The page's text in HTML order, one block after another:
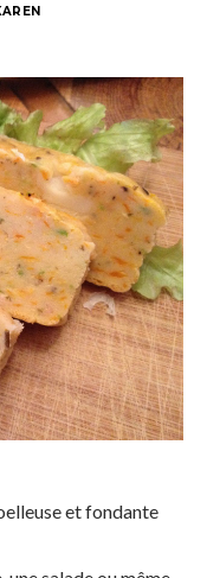
et fondante